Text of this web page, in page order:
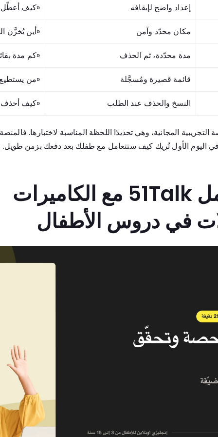
إعداد واضح لإيقافه «كيف أعطّل
مكان محدّد وآمن «أين يُخزَّن
مدة محدّدة، ثم الحذف «كم مدة
قائمة قصيرة ومُسجَّلة «من
النسخ والحذف عند الطلب «كيف
التجريبية المجانية، وهي تحديدًا اللحظة المناسبة لاختبارها.
اليوم الأول تُريك كيف ستتعامل مع طفلك بعد دفعك بزمن طويل.
كيف تتعامل 51Talk مع الكاميرات
في دروس الأطفال